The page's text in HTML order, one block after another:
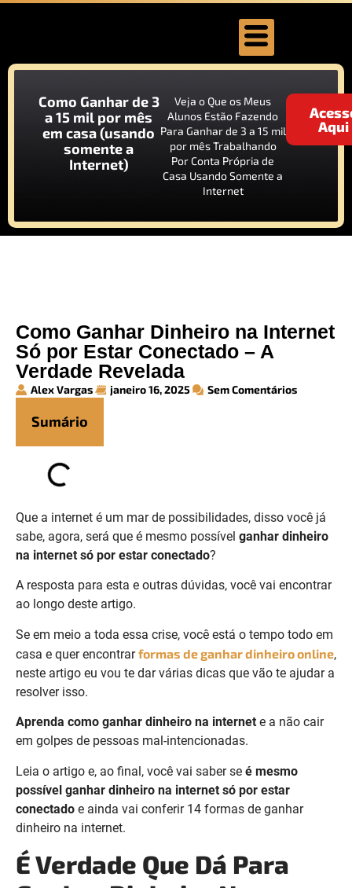
Como Ganhar de 3
a 15 mil por mês
em casa (usando
somente a
Internet)
Veja o Que os Meus
Alunos Estão Fazendo
Para Ganhar de 3 a 15 mil
por mês Trabalhando
Por Conta Própria de
Casa Usando Somente a
Internet
Aqui
Como Ganhar Dinheiro na Internet
Só por Estar Conectado – A
Verdade Revelada
Alex Vargas janeiro 16, 2025 Sem Comentários
Sumário
Que a internet é um mar de possibilidades, disso você já
sabe, agora, será que é mesmo possível ganhar dinheiro
na internet só por estar conectado?
A resposta para esta e outras dúvidas, você vai encontrar
ao longo deste artigo.
Se em meio a toda essa crise, você está o tempo todo em
casa e quer encontrarformas de ganhar dinheiro online,
neste artigo eu vou te dar várias dicas que vão te ajudar a
resolver isso.
Aprenda como ganhar dinheiro na internet e a não cair
em golpes de pessoas mal-intencionadas.
Leia o artigo e, ao final, você vai saber se é mesmo
possível ganhar dinheiro na internet só por estar
conectado e ainda vai conferir 14 formas de ganhar
dinheiro na internet.
É Verdade Que Dá Para